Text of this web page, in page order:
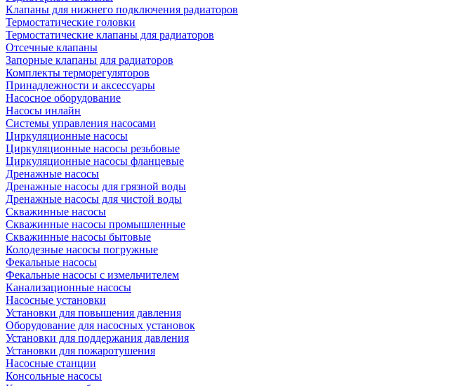
Клапаны для нижнего подключения радиаторов
Термостатические головки
Термостатические клапаны для радиаторов
Отсечные клапаны
Запорные клапаны для радиаторов
Комплекты терморегуляторов
Принадлежности и аксессуары
Насосное оборудование
Насосы инлайн
Системы управления насосами
Циркуляционные насосы
Циркуляционные насосы резьбовые
Циркуляционные насосы фланцевые
Дренажные насосы
Дренажные насосы для грязной воды
Дренажные насосы для чистой воды
Скважинные насосы
Скважинные насосы промышленные
Скважинные насосы бытовые
Колодезные насосы погружные
Фекальные насосы
Фекальные насосы с измельчителем
Канализационные насосы
Насосные установки
Установки для повышения давления
Оборудование для насосных установок
Установки для поддержания давления
Установки для пожаротушения
Насосные станции
Консольные насосы